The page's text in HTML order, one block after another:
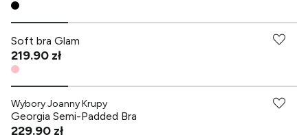
Soft bra Glam
219.90 zł
Wybory Joanny Krupy
Georgia Semi-Padded Bra
229.90 zł